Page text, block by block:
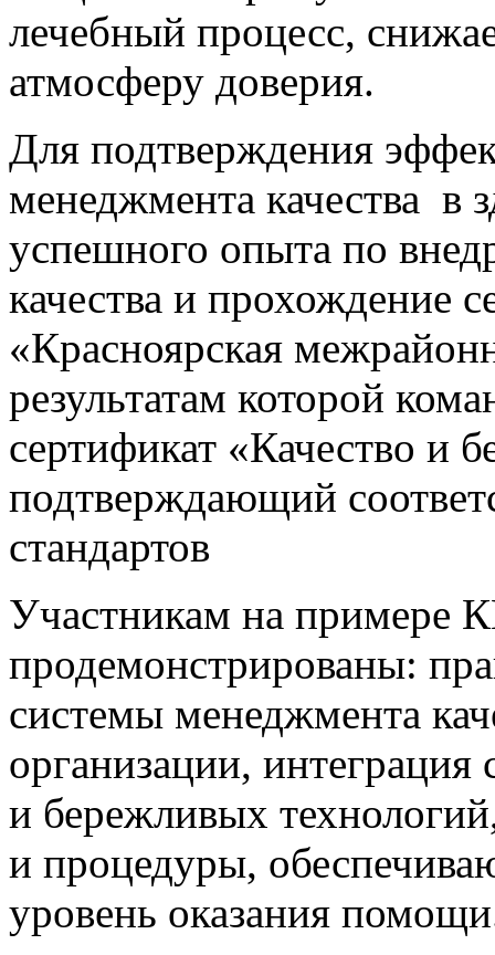
лечебный процесс,
атмосферу доверия.
Для подтверждения
менеджмента качества в
успешного опыта по
качества и прохождение
«Красноярская
результатам которой
сертификат «Качество и
подтверждающий
стандартов
Участникам на
продемонстрированы:
системы менеджмента
организации,
и бережливых
и процедуры,
уровень оказания